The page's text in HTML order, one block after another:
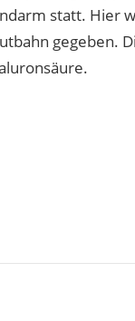
statt. Hier
gegeben.